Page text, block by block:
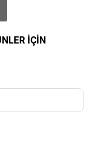
İÇİN